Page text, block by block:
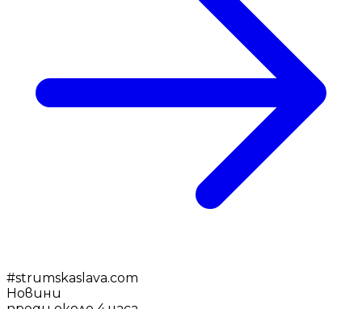
#strumskaslava.com
Новини